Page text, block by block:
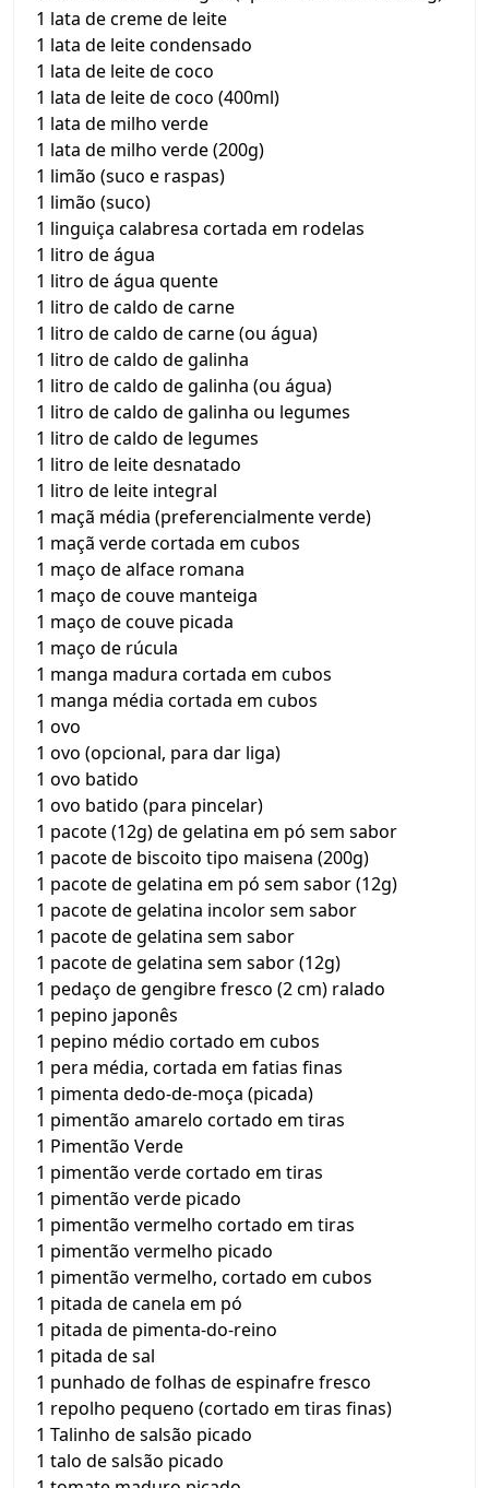
1 lata de creme de leite
1 lata de leite condensado
1 lata de leite de coco
1 lata de leite de coco (400ml)
1 lata de milho verde
1 lata de milho verde (200g)
1 limão (suco e raspas)
1 limão (suco)
1 linguiça calabresa cortada em rodelas
1 litro de água
1 litro de água quente
1 litro de caldo de carne
1 litro de caldo de carne (ou água)
1 litro de caldo de galinha
1 litro de caldo de galinha (ou água)
1 litro de caldo de galinha ou legumes
1 litro de caldo de legumes
1 litro de leite desnatado
1 litro de leite integral
1 maçã média (preferencialmente verde)
1 maçã verde cortada em cubos
1 maço de alface romana
1 maço de couve manteiga
1 maço de couve picada
1 maço de rúcula
1 manga madura cortada em cubos
1 manga média cortada em cubos
1 ovo
1 ovo (opcional, para dar liga)
1 ovo batido
1 ovo batido (para pincelar)
1 pacote (12g) de gelatina em pó sem sabor
1 pacote de biscoito tipo maisena (200g)
1 pacote de gelatina em pó sem sabor (12g)
1 pacote de gelatina incolor sem sabor
1 pacote de gelatina sem sabor
1 pacote de gelatina sem sabor (12g)
1 pedaço de gengibre fresco (2 cm) ralado
1 pepino japonês
1 pepino médio cortado em cubos
1 pera média, cortada em fatias finas
1 pimenta dedo-de-moça (picada)
1 pimentão amarelo cortado em tiras
1 Pimentão Verde
1 pimentão verde cortado em tiras
1 pimentão verde picado
1 pimentão vermelho cortado em tiras
1 pimentão vermelho picado
1 pimentão vermelho, cortado em cubos
1 pitada de canela em pó
1 pitada de pimenta-do-reino
1 pitada de sal
1 punhado de folhas de espinafre fresco
1 repolho pequeno (cortado em tiras finas)
1 Talinho de salsão picado
1 talo de salsão picado